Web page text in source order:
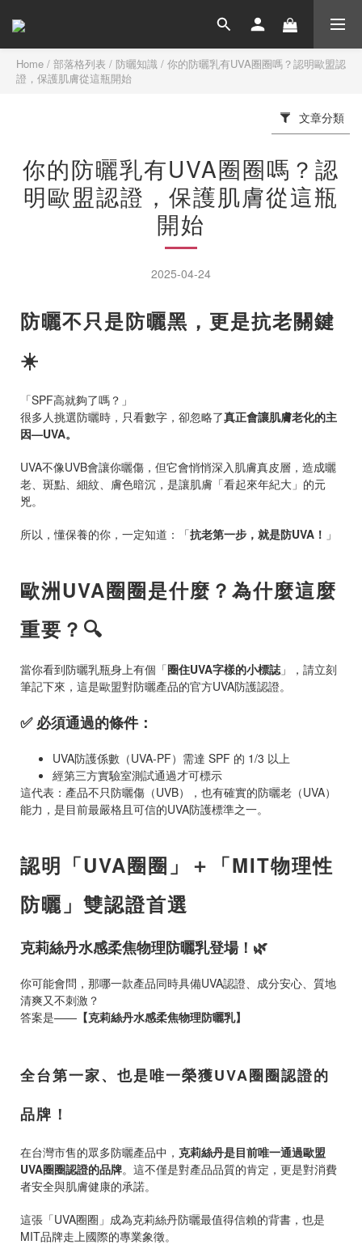
Home / 部落格列表 / 防曬知識 / 你的防曬乳有UVA圈圈嗎？認明歐盟認
證，保護肌膚從這瓶開始
文章分類
你的防曬乳有UVA圈圈嗎？認
明歐盟認證，保護肌膚從這瓶
開始
2025-04-24
防曬不只是防曬黑，更是抗老關鍵
☀️
「SPF高就夠了嗎？」
很多人挑選防曬時，只看數字，卻忽略了真正會讓肌膚老化的主
因—UVA。
UVA不像UVB會讓你曬傷，但它會悄悄深入肌膚真皮層，造成曬
老、斑點、細紋、膚色暗沉，是讓肌膚「看起來年紀大」的元
兇。
所以，懂保養的你，一定知道：「抗老第一步，就是防UVA ！ 」
歐洲UVA圈圈是什麼？為什麼這麼
重要？ 🔍
當你看到防曬乳瓶身上有個「圈住UVA字樣的小標誌」，請立刻
筆記下來，這是歐盟對防曬產品的官方UVA防護認證。
✅必須通過的條件：
UVA防護係數（UVA-PF）需達 SPF 的 1/3 以上
經第三方實驗室測試通過才可標示
這代表：產品不只防曬傷（UVB），也有確實的防曬老（UVA）
能力，是目前最嚴格且可信的UVA防護標準之一。
認明「UVA圈圈」＋「MIT物理性
防曬」雙認證首選
克莉絲丹水感柔焦物理防曬乳登場！ 🌿
你可能會問，那哪一款產品同時具備UVA認證、成分安心、質地
清爽又不刺激？
答案是—— 【克莉絲丹水感柔焦物理防曬乳】
全台第一家、也是唯一榮獲UVA圈圈認證的
品牌！
在台灣市售的眾多防曬產品中， 克莉絲丹是目前唯一通過歐盟
UVA圈圈認證的品牌。這不僅是對產品品質的肯定，更是對消費
者安全與肌膚健康的承諾。
這張「UVA圈圈」成為克莉絲丹防曬最值得信賴的背書，也是
MIT品牌走上國際的專業象徵。